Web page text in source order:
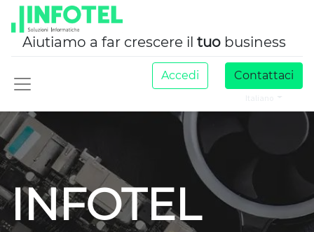
Aiutiamo a far crescere il tuo business
Accedi Contattaci
INFOTEL